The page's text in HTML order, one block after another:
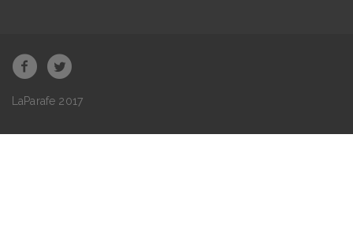
LaParafe 2017